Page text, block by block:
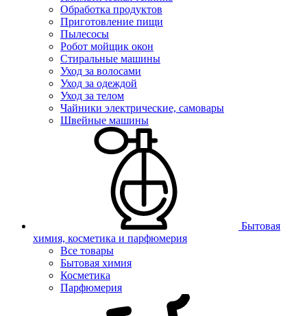
Обработка продуктов
Приготовление пищи
Пылесосы
Робот мойщик окон
Стиральные машины
Уход за волосами
Уход за одеждой
Уход за телом
Чайники электрические, самовары
Швейные машины
Бытовая
химия, косметика и парфюмерия
Все товары
Бытовая химия
Косметика
Парфюмерия